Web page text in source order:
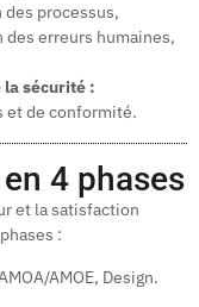
processus,
erreurs humaines,
sécurité :
et de conformité.
4 phases
et la satisfaction
:
AMOE, Design.